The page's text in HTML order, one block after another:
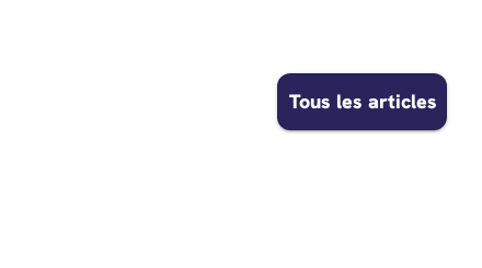
Tous les articles